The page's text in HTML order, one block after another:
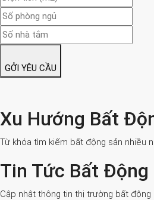
GỞI YÊU CẦU
Xu Hướng Bất
Từ khóa tìm kiếm bất động sản nhiều
Tin Tức Bất Động
Cập nhật thông tin thị trường bất động